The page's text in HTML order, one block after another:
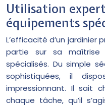
Utilisation
équipements
L’efficacité d’un jardinier
partie sur sa maîtrise
spécialisés. Du simple
sophistiquées, il
impressionnant. Il sait
chaque tâche, qu’il